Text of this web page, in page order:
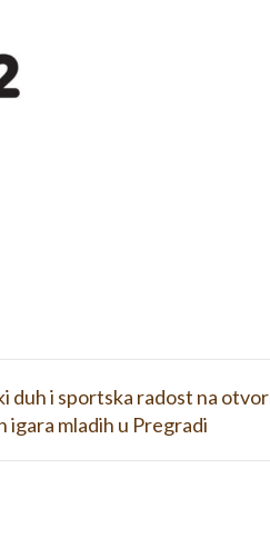
duh i sportska radost na
igara mladih u Pregradi